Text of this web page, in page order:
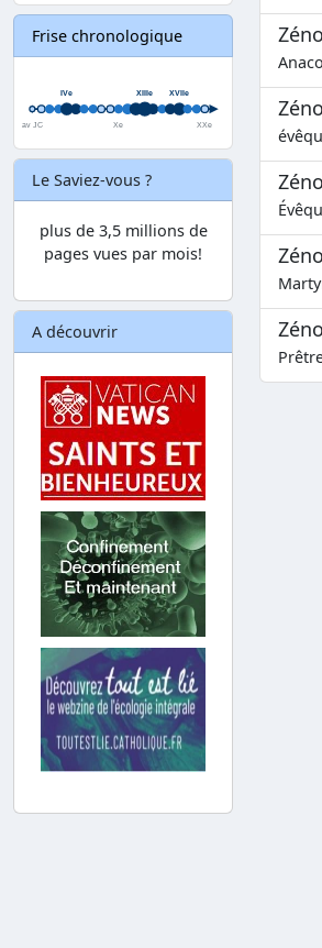
Frise chronologique
Le Saviez-vous ?
plus de 3,5 millions de
pages vues par mois!
A découvrir